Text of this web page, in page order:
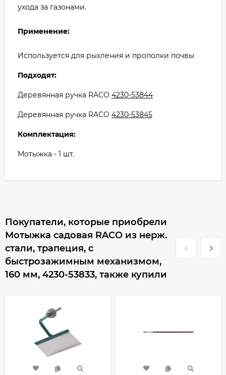
ухода за газонами.
Применение:
Используется для рыхления и прополки почвы
Подходят:
Деревянная ручка RACO 4230-53844
Деревянная ручка RACO 4230-53845
Комплектация:
Мотыжка - 1 шт.
Покупатели, которые приобрели
Мотыжка садовая RACO из нерж.
стали, трапеция, с
быстрозажимным механизмом,
160 мм, 4230-53833, также купили